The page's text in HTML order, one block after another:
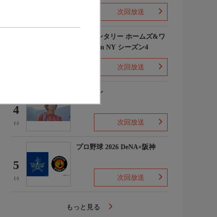
次回放送
エレメンタリー ホームズ&ワ
トソン in NY シーズン4
次回放送
4
(-)
下山メシ
次回放送
5
(-)
プロ野球 2026 DeNA×阪神
次回放送
もっと見る